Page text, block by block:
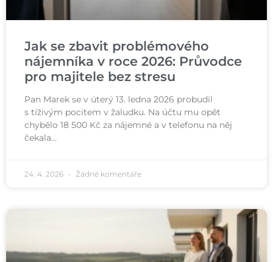
Jak se zbavit problémového
nájemníka v roce 2026: Průvodce
pro majitele bez stresu
Pan Marek se v úterý 13. ledna 2026 probudil
s tíživým pocitem v žaludku. Na účtu mu opět
chybělo 18 500 Kč za nájemné a v telefonu na něj
čekala…
24. 4. 2026 Žádné komentáře